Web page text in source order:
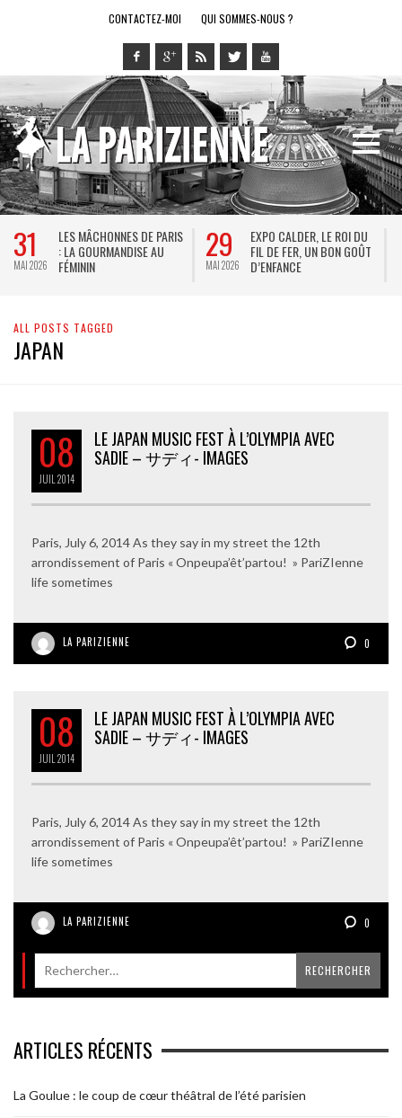
CONTACTEZ-MOI QUI SOMMES-NOUS ?
31
MAI 2026
LES MÂCHONNES DE PARIS
: LA GOURMANDISE AU
FÉMININ
29
MAI 2026
EXPO CALDER, LE ROI DU
FIL DE FER, UN BON GOÛT
D’ENFANCE
ALL POSTS TAGGED
JAPAN
08
JUIL 2014
LE JAPAN MUSIC FEST À L’OLYMPIA AVEC
SADIE – サディ- IMAGES
Paris, July 6, 2014 As they say in my street the 12th
arrondissement of Paris « Onpeupa’êt’partou! » PariZIenne
life sometimes
LA PARIZIENNE 0
08
JUIL 2014
LE JAPAN MUSIC FEST À L’OLYMPIA AVEC
SADIE – サディ- IMAGES
Paris, July 6, 2014 As they say in my street the 12th
arrondissement of Paris « Onpeupa’êt’partou! » PariZIenne
life sometimes
LA PARIZIENNE 0
ARTICLES RÉCENTS
La Goulue : le coup de cœur théâtral de l’été parisien